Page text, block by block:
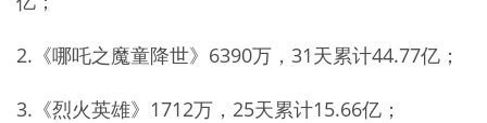
2.《哪吒之魔童降世》6390万，31天累计44.77亿；
3.《烈火英雄》1712万，25天累计15.66亿；